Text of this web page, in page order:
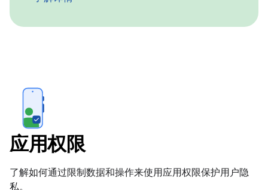
应用权限
了解如何通过限制数据和操作来使用应用权限保护用户隐
私。